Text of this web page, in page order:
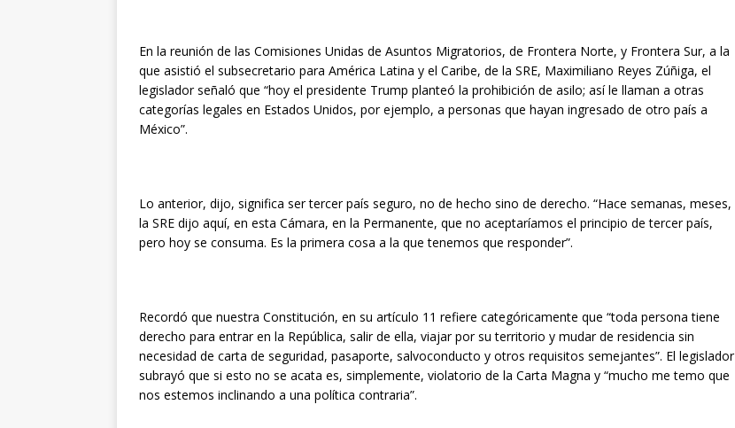
En la reunión de las Comisiones Unidas de Asuntos Migratorios, de Frontera Norte, y Frontera Sur, a la
que asistió el subsecretario para América Latina y el Caribe, de la SRE, Maximiliano Reyes Zúñiga, el
legislador señaló que “hoy el presidente Trump planteó la prohibición de asilo; así le llaman a otras
categorías legales en Estados Unidos, por ejemplo, a personas que hayan ingresado de otro país a
México”.
Lo anterior, dijo, significa ser tercer país seguro, no de hecho sino de derecho. “Hace semanas, meses,
la SRE dijo aquí, en esta Cámara, en la Permanente, que no aceptaríamos el principio de tercer país,
pero hoy se consuma. Es la primera cosa a la que tenemos que responder”.
Recordó que nuestra Constitución, en su artículo 11 refiere categóricamente que “toda persona tiene
derecho para entrar en la República, salir de ella, viajar por su territorio y mudar de residencia sin
necesidad de carta de seguridad, pasaporte, salvoconducto y otros requisitos semejantes”. El legislador
subrayó que si esto no se acata es, simplemente, violatorio de la Carta Magna y “mucho me temo que
nos estemos inclinando a una política contraria”.